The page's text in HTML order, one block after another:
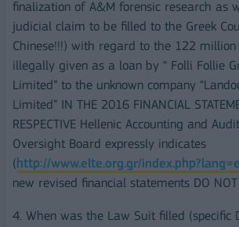
finalization of A&M forensic research as
judicial claim to be filled to the Greek
Chinese!!!) with regard to the 122
illegally given as a loan by “ Folli Follie
Limited” to the unknown company
Limited” IN THE 2016 FINANCIAL
RESPECTIVE Hellenic Accounting and
Oversight Board expressly indicates
( http://www.elte.org.gr/
new revised financial statements DO NOT
4. When was the Law Suit filled (specific